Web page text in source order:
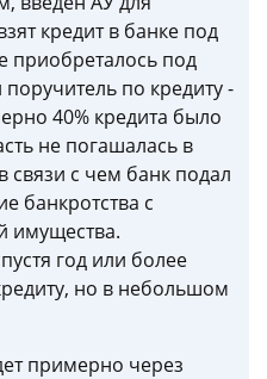
кредит в банке под
приобреталось под
по кредиту -
40% кредита было
не погашалась в
связи с чем банк подал
банкротства с
имущества.
год или более
но в небольшом
примерно через